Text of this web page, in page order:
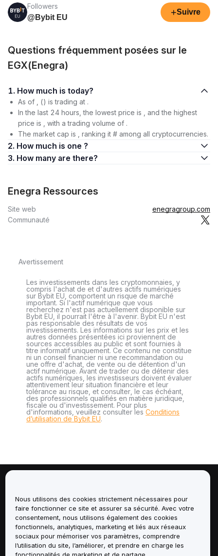
Followers
@Bybit EU
+Suivre
Questions fréquemment posées sur le
EGX(Enegra)
1. How much is today?
As of , () is trading at .
In the last 24 hours, the lowest price is , and the highest
price is , with a trading volume of .
The market cap is , ranking it # among all cryptocurrencies.
2. How much is one ?
3. How many are there?
Enegra Ressources
Site web
enegragroup.com
Communauté
Avertissement
Les investissements dans les cryptomonnaies, y
compris l'achat de et d'autres actifs numériques
sur Bybit EU, comportent un risque de marché
important. Si l'actif numérique que vous
recherchez n'est pas actuellement disponible sur
Bybit EU, il pourrait l'être à l'avenir. Bybit EU n'est
pas responsable des résultats de vos
investissements. Les informations sur les prix et les
autres données présentées ici proviennent de
sources accessibles au public et sont fournies à
titre informatif uniquement. Ce contenu ne constitue
ni un conseil financier ni une recommandation ou
une offre d'achat, de vente ou de détention d'un
actif numérique. Avant de trader ou de détenir des
actifs numériques, les investisseurs doivent évaluer
attentivement leur situation financière et leur
tolérance au risque, et consulter, le cas échéant,
des professionnels qualifiés en matière juridique,
fiscale ou d'investissement. Pour plus
d'informations, veuillez consulter les Conditions
d’utilisation de Bybit EU.
Services
Assistance
Nous utilisons des cookies strictement nécessaires pour
faire fonctionner ce site et assurer sa sécurité. Avec votre
consentement, nous utilisons également des cookies
fonctionnels, analytiques, marketing et liés aux réseaux
sociaux pour mémoriser vos paramètres, comprendre
l’utilisation du site, l’améliorer, et prendre en charge les